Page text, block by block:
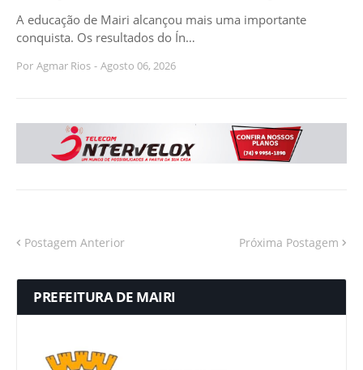
A educação de Mairi alcançou mais uma importante
conquista. Os resultados do Ín…
Por Agmar Rios - Agosto 06, 2026
Postagem Anterior Próxima Postagem
PREFEITURA DE MAIRI